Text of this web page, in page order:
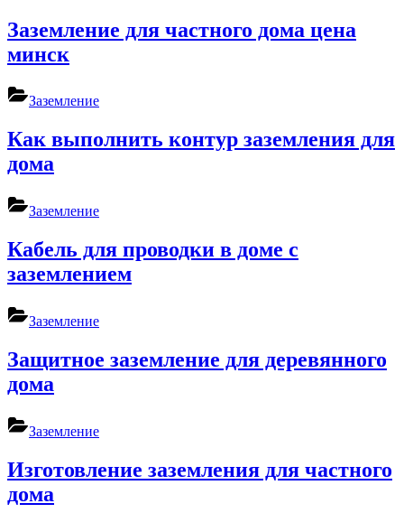
Заземление для частного дома цена
минск
Заземление
Как выполнить контур заземления для
дома
Заземление
Кабель для проводки в доме с
заземлением
Заземление
Защитное заземление для деревянного
дома
Заземление
Изготовление заземления для частного
дома